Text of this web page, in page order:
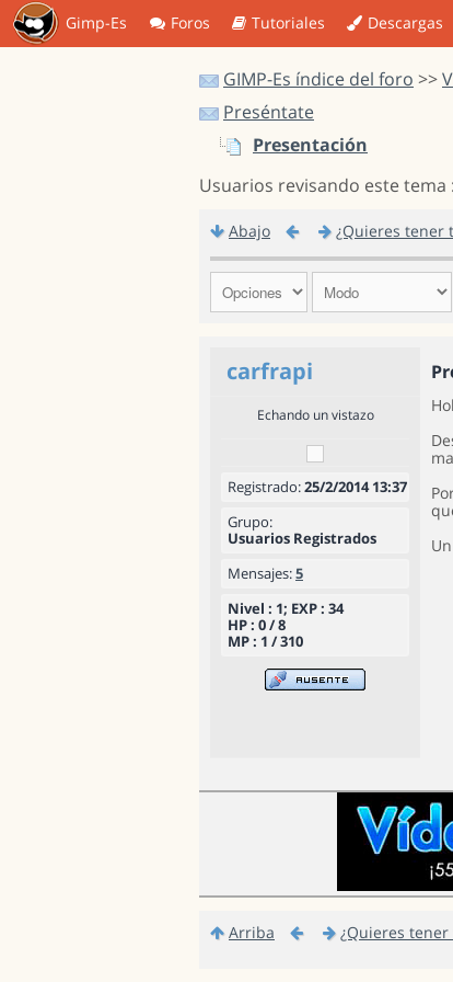
Gimp-Es Foros Tutoriales Descargas
GIMP-Es índice del foro >>
Preséntate
Presentación
Usuarios revisando este tema
Abajo ¿Quieres tener
carfrapi
Echando un vistazo
Registrado:25/2/2014 13:37
Grupo:
Usuarios Registrados
Mensajes:5
Nivel : 1; EXP : 34
HP : 0 / 8
MP : 1 / 310
Arriba ¿Quieres